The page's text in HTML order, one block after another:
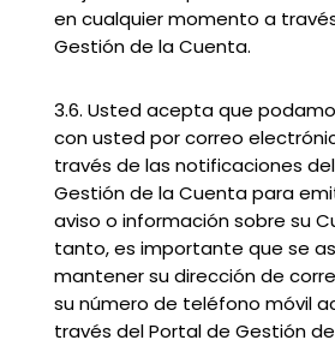
en cualquier momento a
Gestión de la Cuenta.
3.6. Usted acepta que
con usted por correo
través de las notificaciones
Gestión de la Cuenta para
aviso o información sobre su
tanto, es importante que se
mantener su dirección de
su número de teléfono móvil
través del Portal de Gestión